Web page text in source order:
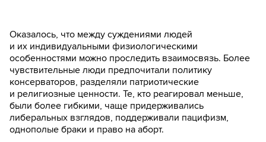
Оказалось, что между суждениями людей
и их индивидуальными физиологическими
особенностями можно проследить взаимосвязь. Более
чувствительные люди предпочитали политику
консерваторов, разделяли патриотические
и религиозные ценности. Те, кто реагировал меньше,
были более гибкими, чаще придерживались
либеральных взглядов, поддерживали пацифизм,
однополые браки и право на аборт.